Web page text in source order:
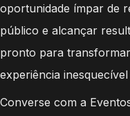
oportunidade ímpar de
público e alcançar
pronto para
experiência
Converse com a